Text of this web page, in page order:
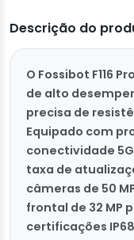
Descrição do
O Fossibot F116
de alto
precisa de
Equipado com
conectividade
taxa de
câmeras de 50
frontal de 32 MP
certificações